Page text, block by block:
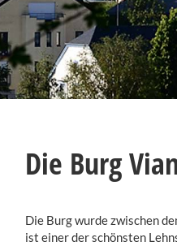
Die Burg
Die Burg wurde zwischen
ist einer der schönsten